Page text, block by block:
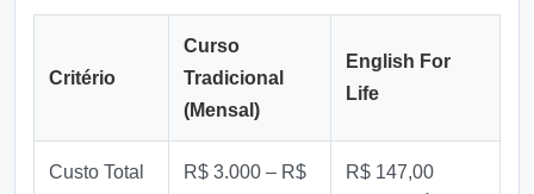
Critério
Curso
Tradicional
(Mensal)
English For
Life
Custo Total
R$ 3.000 – R$
R$ 147,00